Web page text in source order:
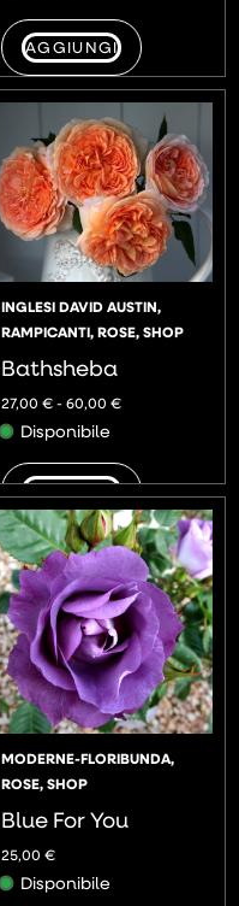
AGGIUNGI
INGLESI DAVID AUSTIN,
RAMPICANTI,ROSE,SHOP
Bathsheba
27,00 € - 60,00 €
Disponibile
AGGIUNGI
MODERNE-FLORIBUNDA,
ROSE,SHOP
Blue For You
25,00 €
Disponibile